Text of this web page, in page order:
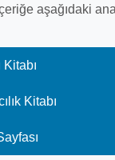
aşağıdaki
Kitabı
Kitabı